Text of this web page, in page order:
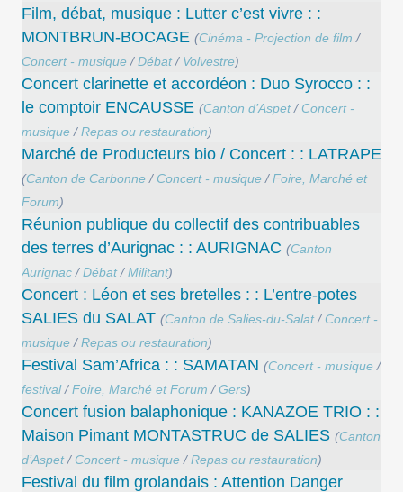
Film, débat, musique : Lutter c’est vivre : :
MONTBRUN-BOCAGE (Cinéma - Projection de film /
Concert - musique /Débat/ Volvestre)
Concert clarinette et accordéon : Duo Syrocco : :
le comptoir ENCAUSSE (Canton d’Aspet/ Concert -
musique /Repas ou restauration)
Marché de Producteurs bio / Concert : : LATRAPE
(Canton de Carbonne / Concert - musique /Foire, Marché et
Forum)
Réunion publique du collectif des contribuables
des terres d’Aurignac : : AURIGNAC (Canton
Aurignac /Débat/Militant)
Concert : Léon et ses bretelles : : L’entre-potes
SALIES du SALAT (Canton de Salies-du-Salat/ Concert -
musique /Repas ou restauration)
Festival Sam’Africa : : SAMATAN (Concert - musique /
festival/Foire, Marché et Forum /Gers)
Concert ​fusion balaphonique : KANAZOE TRIO : :
Maison Pimant MONTASTRUC de SALIES (Canton
d’Aspet/ Concert - musique /Repas ou restauration)
Festival du film grolandais : Attention Danger